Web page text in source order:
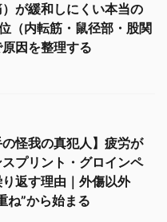
が緩和しにくい本当の
（内転筋・鼠径部・股関
因を整理する
の怪我の真犯人】疲労が
プリント・グロインペ
返す理由｜外傷以外
ね”から始まる